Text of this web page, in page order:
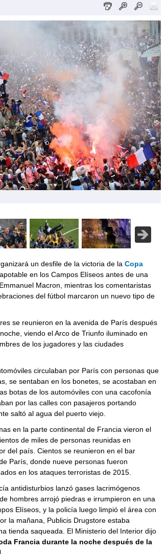
un desfile de la victoria de la Copa
en los Campos Elíseos antes de una
Macron, mientras los comentaristas
del fútbol marcaron un nuevo tipo de
se reunieron en la avenida de París después
viendo el Arco de Triunfo iluminado en
de los jugadores y las ciudades
circulaban por París con personas que
se sentaban en los bonetes, se acostaban en
botas de los automóviles con una cacofonía
por las calles con pasajeros portando
saltó al agua del puerto viejo.
en la parte continental de Francia vieron el
de miles de personas reunidas en
del país. Cientos se reunieron en el bar
París, donde nueve personas fueron
en los ataques terroristas de 2015.
antidisturbios lanzó gases lacrimógenos
hombres arrojó piedras e irrumpieron en una
Elíseos, y la policía luego limpió el área con
la mañana, Publicis Drugstore estaba
tienda saqueada. El Ministerio del Interior dijo
Francia durante la noche después de la